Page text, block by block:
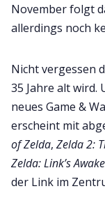
November folgt
allerdings noch
Nicht vergessen
35 Jahre alt wird.
neues Game &
erscheint mit
of Zelda, Zelda 2:
Zelda: Link’s
der Link im